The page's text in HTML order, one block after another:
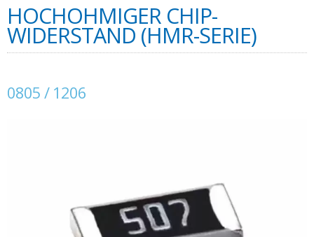
HOCHOHMIGER CHIP-
WIDERSTAND (HMR-SERIE)
0805 / 1206